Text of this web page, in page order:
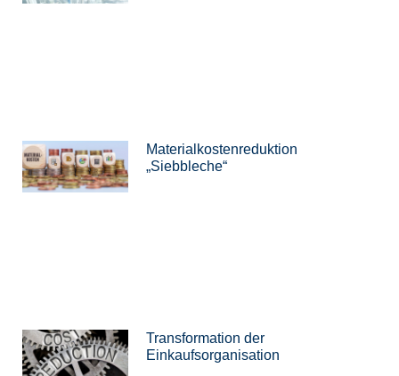
Materialkostenreduktion
„Siebbleche“
Transformation der
Einkaufsorganisation